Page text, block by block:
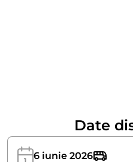
Date
6 iunie 2026